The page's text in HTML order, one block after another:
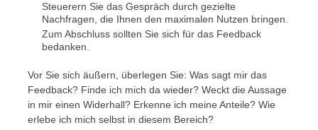
Steuerern Sie das Gespräch durch gezielte
Nachfragen, die Ihnen den maximalen Nutzen bringen.
Zum Abschluss sollten Sie sich für das Feedback
bedanken.
Vor Sie sich äußern, überlegen Sie: Was sagt mir das
Feedback? Finde ich mich da wieder? Weckt die Aussage
in mir einen Widerhall? Erkenne ich meine Anteile? Wie
erlebe ich mich selbst in diesem Bereich?